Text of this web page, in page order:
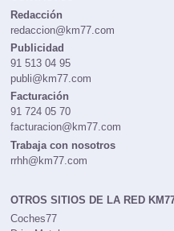
CONTACTOS
Redacción
redaccion@km77.com
Publicidad
91 513 04 95
publi@km77.com
Facturación
91 724 05 70
facturacion@km77.com
Trabaja con nosotros
OTROS SITIOS DE LA RED KM77